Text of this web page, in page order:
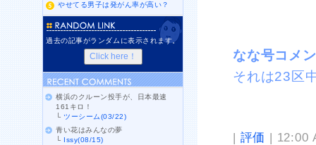
なな号コ
それは23区
| 評価 | 12:00
やせてる男子は発がん率が高い？
過去の記事がランダムに表示されます。
横浜のクルーン投手が、日本最速
161キロ！
└ツーシーム(03/22)
青い花はみんなの夢
└ Issy(08/15)